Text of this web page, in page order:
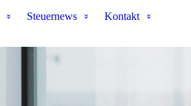
Steuernews Kontakt